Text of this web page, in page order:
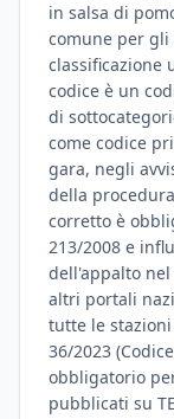
in salsa di
comune per gli
classificazione
codice è un
di
come codice
gara, negli
della
corretto è
213/2008 e
dell'appalto nel
altri portali
tutte le
36/2023
obbligatorio
pubblicati su